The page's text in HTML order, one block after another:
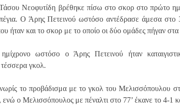
Νεοφυτίδη βρέθηκε πίσω στο σκορ στο πρώτο
Ο Άρης Πετεινού ωστόσο αντέδρασε άμεσα στο
ήταν και το σκορ με το οποίο οι δύο ομάδες πήγαν
ωστόσο ο Άρης Πετεινού ήταν
γκολ.
το προβάδισμα με το γκολ του Μελισσόπουλου
ο Μελισσόπουλος με πέναλτι στο 77’ έκανε το 4-1